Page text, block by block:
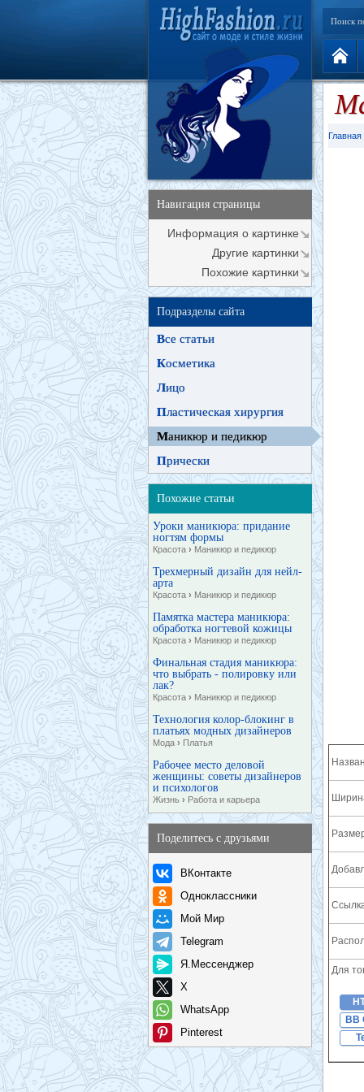
Поиск
Навигация страницы
Информация о картинке
Другие картинки
Похожие картинки
Подразделы сайта
Все статьи
Косметика
Лицо
Пластическая хирургия
Маникюр и педикюр
Прически
Похожие статьи
Уроки маникюра: придание
ногтям формы
Красота › Маникюр и педикюр
Трехмерный дизайн для нейл-
арта
Красота › Маникюр и педикюр
Памятка мастера маникюра:
обработка ногтевой кожицы
Красота › Маникюр и педикюр
Финальная стадия маникюра:
что выбрать - полировку или
лак?
Красота › Маникюр и педикюр
Технология колор-блокинг в
платьях модных дизайнеров
Мода › Платья
Рабочее место деловой
женщины: советы дизайнеров
и психологов
Жизнь › Работа и карьера
Поделитесь с друзьями
ВКонтакте
Одноклассники
Мой Мир
Telegram
Я.Мессенджер
X
WhatsApp
Pinterest
Главная
Для
BB